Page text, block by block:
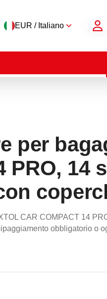
EUR / Italiano
per
PRO, 14
CAR COMPACT 14
obbligatorio o